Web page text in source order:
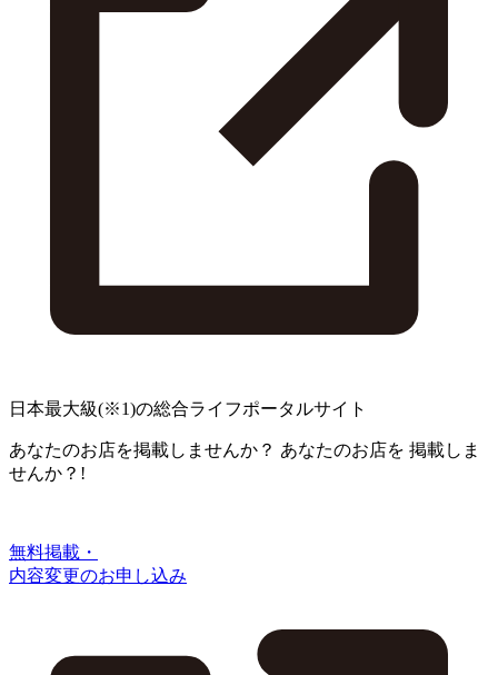
日本最大級(※1)の総合ライフポータルサイト
あなたのお店を掲載しませんか？ あなたのお店を 掲載しま
せんか？!
無料掲載・
内容変更のお申し込み